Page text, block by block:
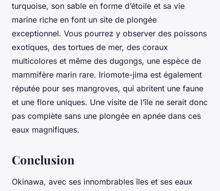
turquoise, son sable en forme d’étoile et sa vie
marine riche en font un site de plongée
exceptionnel. Vous pourrez y observer des poissons
exotiques, des tortues de mer, des coraux
multicolores et même des dugongs, une espèce de
mammifère marin rare. Iriomote-jima est également
réputée pour ses mangroves, qui abritent une faune
et une flore uniques. Une visite de l’île ne serait donc
pas complète sans une plongée en apnée dans ces
eaux magnifiques.
Conclusion
Okinawa, avec ses innombrables îles et ses eaux